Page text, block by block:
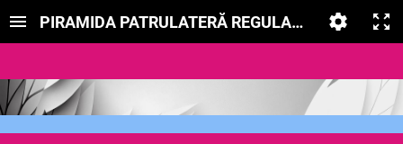
PIRAMIDA PATRULATERĂ REGULATĂ